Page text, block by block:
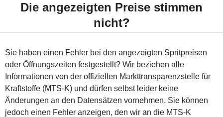
Die angezeigten Preise stimmen
nicht?
Sie haben einen Fehler bei den angezeigten Spritpreisen
oder Öffnungszeiten festgestellt? Wir beziehen alle
Informationen von der offiziellen Markttransparenzstelle für
Kraftstoffe (MTS-K) und dürfen selbst leider keine
Änderungen an den Datensätzen vornehmen. Sie können
jedoch einen Fehler anzeigen, den wir an die MTS-K